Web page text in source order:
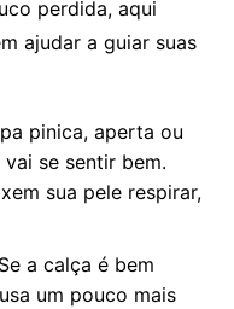
perdida, aqui
ajudar a guiar suas
pinica, aperta ou
se sentir bem.
sua pele respirar,
Se a calça é bem
um pouco mais